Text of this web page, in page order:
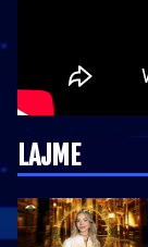
LAJME